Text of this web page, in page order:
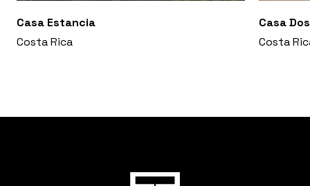
Casa Estancia
Costa Rica
Casa
Costa